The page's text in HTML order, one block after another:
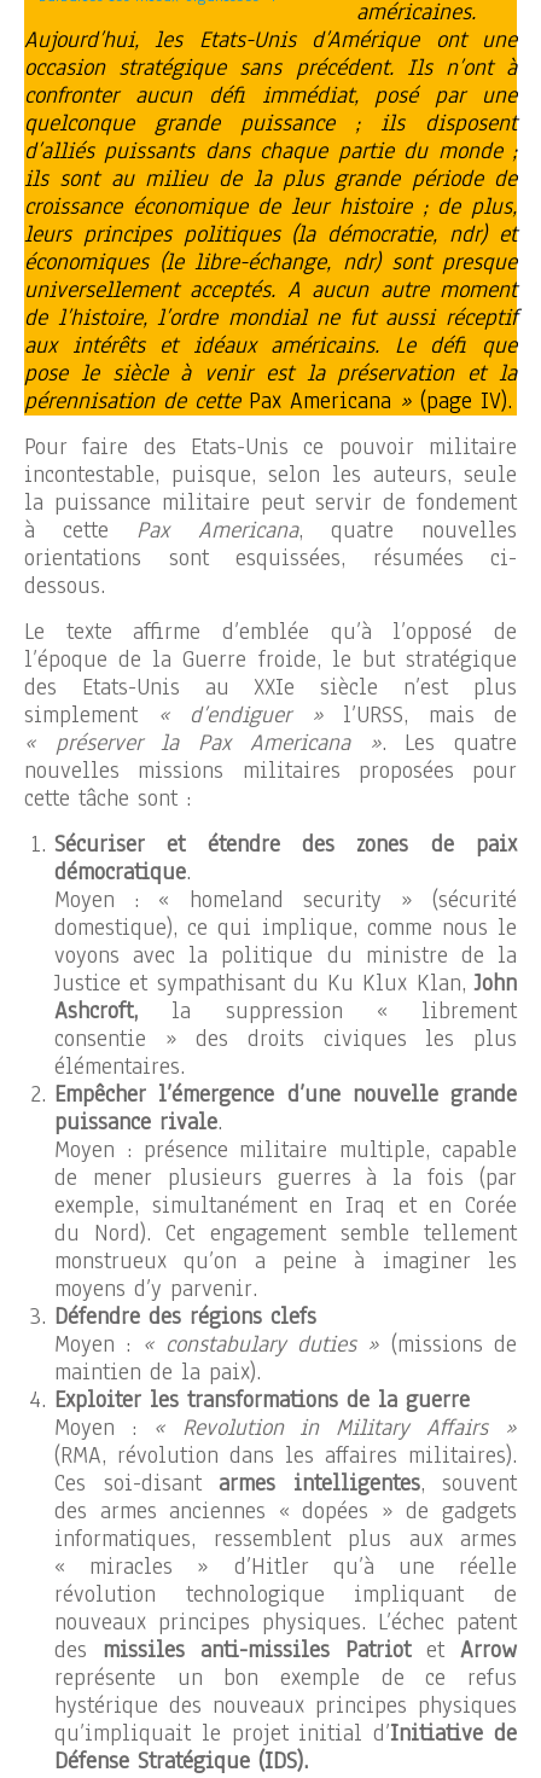
américaines.
Aujourd’hui, les Etats-Unis d’Amérique ont une
occasion stratégique sans précédent. Ils n’ont à
confronter aucun défi immédiat, posé par une
quelconque grande puissance ; ils disposent
d’alliés puissants dans chaque partie du monde ;
ils sont au milieu de la plus grande période de
croissance économique de leur histoire ; de plus,
leurs principes politiques (la démocratie, ndr) et
économiques (le libre-échange, ndr) sont presque
universellement acceptés. A aucun autre moment
de l’histoire, l’ordre mondial ne fut aussi réceptif
aux intérêts et idéaux américains. Le défi que
pose le siècle à venir est la préservation et la
pérennisation de cette Pax Americana » (page IV).
Pour faire des Etats-Unis ce pouvoir militaire
incontestable, puisque, selon les auteurs, seule
la puissance militaire peut servir de fondement
à cette Pax Americana, quatre nouvelles
orientations sont esquissées, résumées ci-
dessous.
Le texte affirme d’emblée qu’à l’opposé de
l’époque de la Guerre froide, le but stratégique
des Etats-Unis au XXIe siècle n’est plus
simplement « d’endiguer »l’URSS, mais de
« préserver la Pax Americana ». Les quatre
nouvelles missions militaires proposées pour
cette tâche sont :
Sécuriser et étendre des zones de paix
démocratique.
Moyen : « homeland security » (sécurité
domestique), ce qui implique, comme nous le
voyons avec la politique du ministre de la
Justice et sympathisant du Ku Klux Klan,John
Ashcroft, la suppression « librement
consentie » des droits civiques les plus
élémentaires.
Empêcher l’émergence d’une nouvelle grande
puissance rivale.
Moyen : présence militaire multiple, capable
de mener plusieurs guerres à la fois (par
exemple, simultanément en Iraq et en Corée
du Nord). Cet engagement semble tellement
monstrueux qu’on a peine à imaginer les
moyens d’y parvenir.
Défendre des régions clefs
Moyen : « constabulary duties » (missions de
maintien de la paix).
Exploiter les transformations de la guerre
Moyen : « Revolution in Military Affairs »
(RMA, révolution dans les affaires militaires).
Ces soi-disant armes intelligentes, souvent
des armes anciennes « dopées » de gadgets
informatiques, ressemblent plus aux armes
« miracles » d’Hitler qu’à une réelle
révolution technologique impliquant de
nouveaux principes physiques. L’échec patent
des missiles anti-missiles Patriotet Arrow
représente un bon exemple de ce refus
hystérique des nouveaux principes physiques
qu’impliquait le projet initial d’Initiative de
Défense Stratégique (IDS).